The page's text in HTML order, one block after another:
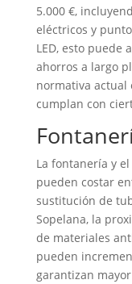
5.000 €,
eléctricos y
LED, esto puede
ahorros a largo
normativa actual
cumplan con
La fontanería y
pueden costar
sustitución de
Sopelana, la
de materiales
pueden
garantizan